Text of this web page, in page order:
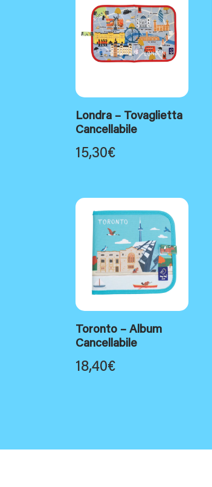
Londra – Tovaglietta
Cancellabile
15,30€
Toronto – Album
Cancellabile
18,40€